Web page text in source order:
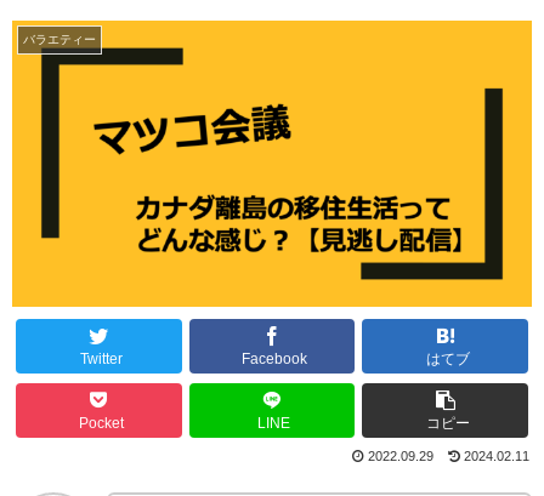
バラエティー
Twitter Facebook はてブ
Pocket LINE コピー
2024.02.11
2022.09.29